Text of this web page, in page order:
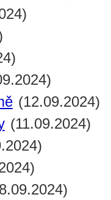
(12.09.2024)
(11.09.2024)